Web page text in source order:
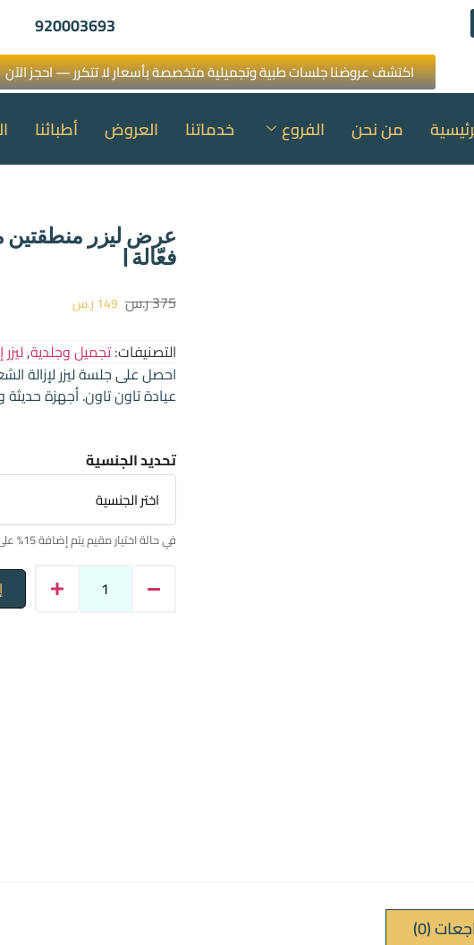
920003693
اكتشف عروضنا جلسات طبية وتجميلية متخصصة بأسعار لا تتكرر — احجز الآن
من نحن الفروع خدماتنا العروض أطبائنا
عرض ليزر منطقتين
فعّالة |
375ر.س 149ر.س
التصنيفات:تجميل وجلدية,
احصل على جلسة ليزر لإزالة
عيادة تاون تاون. أجهزة حديثة
تحديد الجنسية
في حالة اختيار مقيم يتم إضافة 15% على السعر.
(0)